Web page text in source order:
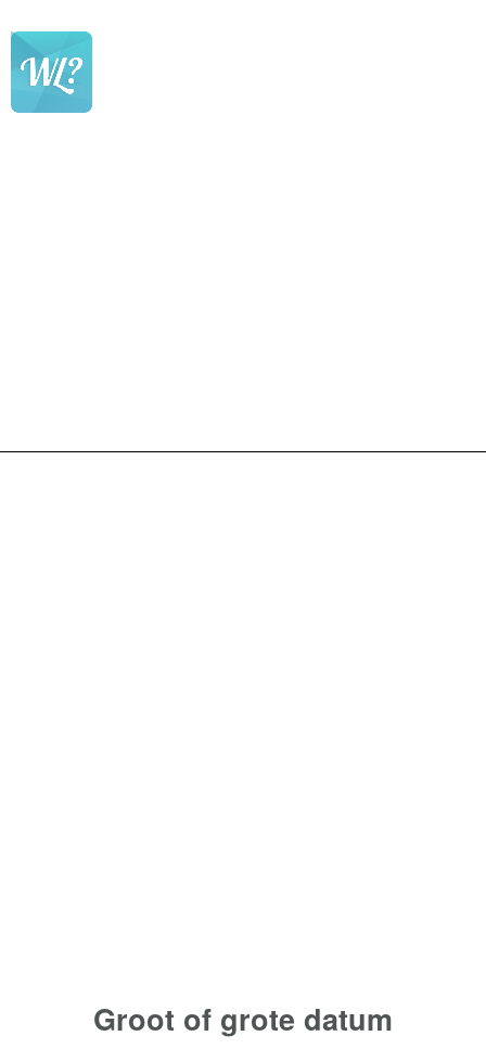
Groot of grote datum